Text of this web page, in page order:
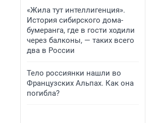
«Жила тут интеллигенция».
История сибирского дома-
бумеранга, где в гости ходили
через балконы, — таких всего
два в России
Тело россиянки нашли во
Французских Альпах. Как она
погибла?